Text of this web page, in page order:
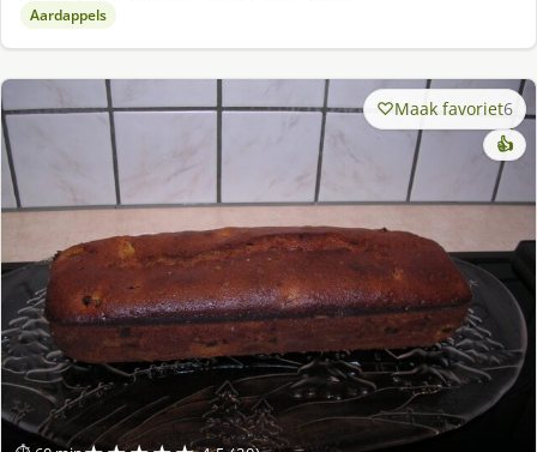
Aardappels
Maak favoriet6
👍